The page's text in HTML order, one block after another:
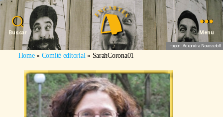
Buscar Menu
Imagen: Alexandra Novosseloff
Home» Comité editorial » SarahCorona01